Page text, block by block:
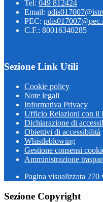
Tel: 049 812424
Email:
PEC:
C.F.: 80016340285
Sezione Link Utili
Cookie policy
Note legali
Informativa Privacy
Ufficio Relazioni con il
Dichiarazione di
Obiettivi di accessibilità
Whistleblowing
Gestione consensi
Amministrazione
Pagina visualizzata 270
Sezione Copyright